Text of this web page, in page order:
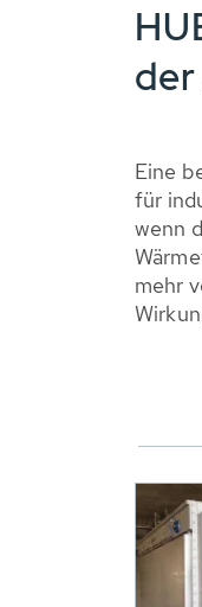
Eine
für
wenn
mehr